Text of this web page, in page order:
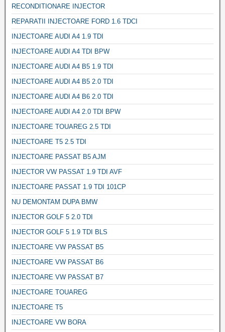
RECONDITIONARE INJECTOR
REPARATII INJECTOARE FORD 1.6 TDCI
INJECTOARE AUDI A4 1.9 TDI
INJECTOARE AUDI A4 TDI BPW
INJECTOARE AUDI A4 B5 1.9 TDI
INJECTOARE AUDI A4 B5 2.0 TDI
INJECTOARE AUDI A4 B6 2.0 TDI
INJECTOARE AUDI A4 2.0 TDI BPW
INJECTOARE TOUAREG 2.5 TDI
INJECTOARE T5 2.5 TDI
INJECTOARE PASSAT B5 AJM
INJECTOR VW PASSAT 1.9 TDI AVF
INJECTOARE PASSAT 1.9 TDI 101CP
NU DEMONTAM DUPA BMW
INJECTOR GOLF 5 2.0 TDI
INJECTOR GOLF 5 1.9 TDI BLS
INJECTOARE VW PASSAT B5
INJECTOARE VW PASSAT B6
INJECTOARE VW PASSAT B7
INJECTOARE TOUAREG
INJECTOARE T5
INJECTOARE VW BORA